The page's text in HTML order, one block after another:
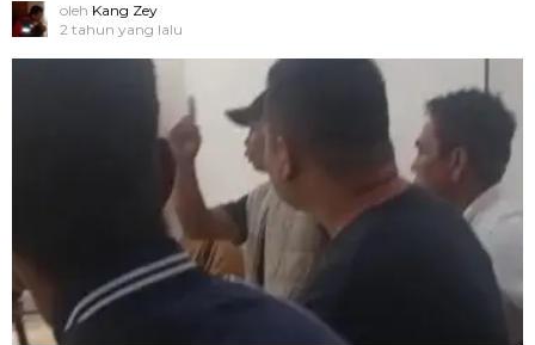
oleh Kang Zey
2 tahun yang lalu